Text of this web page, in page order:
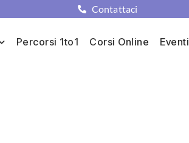
Contattaci
Percorsi 1to1 Corsi Online Eventi